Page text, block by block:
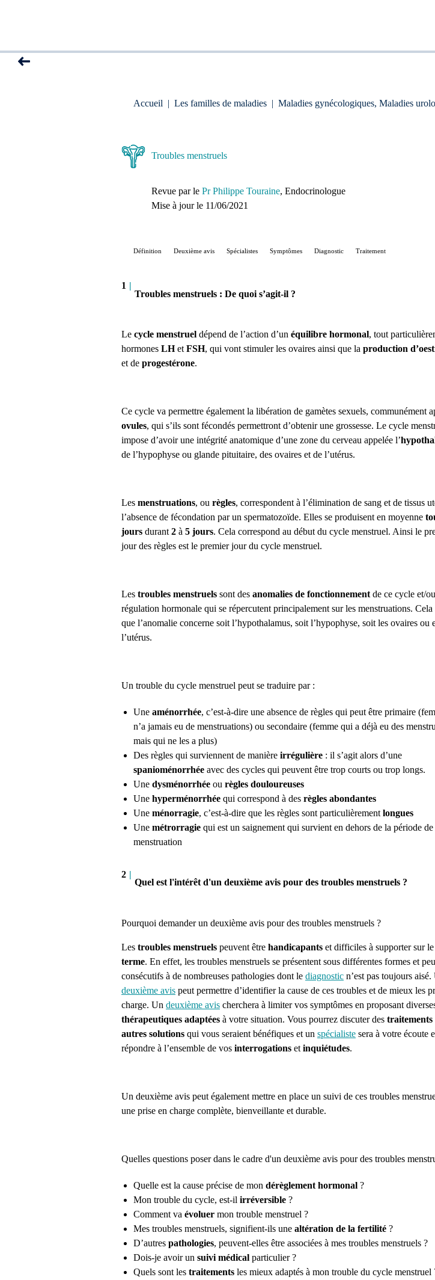
Accueil | Les familles de maladies | Maladies gynécologiques, Maladies
Troubles menstruels
Revue par le Pr Philippe Touraine, Endocrinologue
Mise à jour le 11/06/2021
Définition Deuxième avis Spécialistes Symptômes Diagnostic Traitement
1 |
Troubles menstruels : De quoi s’agit-il ?
Le cycle menstruel dépend de l’action d’un équilibre hormonal, tout
hormones LHet FSH, qui vont stimuler les ovaires ainsi que la production
et de progestérone.
Ce cycle va permettre également la libération de gamètes sexuels, communément
ovules, qui s’ils sont fécondés permettront d’obtenir une grossesse. Le cycle
impose d’avoir une intégrité anatomique d’une zone du cerveau appelée l’
de l’hypophyse ou glande pituitaire, des ovaires et de l’utérus.
Les menstruations, ou règles, correspondent à l’élimination de sang et de tissus
l’absence de fécondation par un spermatozoïde. Elles se produisent en moyenne
jours durant 2 à 5 jours. Cela correspond au début du cycle menstruel. Ainsi le
jour des règles est le premier jour du cycle menstruel.
Les troubles menstruels sont des anomalies de fonctionnement de ce cycle et/
régulation hormonale qui se répercutent principalement sur les menstruations. Cela
que l’anomalie concerne soit l’hypothalamus, soit l’hypophyse, soit les ovaires ou
l’utérus.
Un trouble du cycle menstruel peut se traduire par :
Une aménorrhée, c’est-à-dire une absence de règles qui peut être primaire
n’a jamais eu de menstruations) ou secondaire (femme qui a déjà eu des
mais qui ne les a plus)
Des règles qui surviennent de manière irrégulière : il s’agit alors d’une
spanioménorrhée avec des cycles qui peuvent être trop courts ou trop longs.
Une dysménorrhée ou règles douloureuses
Une hyperménorrhée qui correspond à des règles abondantes
Une ménorragie, c’est-à-dire que les règles sont particulièrement longues
Une métrorragie qui est un saignement qui survient en dehors de la période de
menstruation
2 |
Quel est l'intérêt d'un deuxième avis pour des troubles menstruels ?
Pourquoi demander un deuxième avis pour des troubles menstruels ?
Les troubles menstruels peuvent être handicapants et difficiles à supporter sur le
terme. En effet, les troubles menstruels se présentent sous différentes formes et
consécutifs à de nombreuses pathologies dont le diagnostic n’est pas toujours aisé.
deuxième avis peut permettre d’identifier la cause de ces troubles et de mieux les
charge. Un deuxième avis cherchera à limiter vos symptômes en proposant
thérapeutiques adaptées à votre situation. Vous pourrez discuter des traitements
autres solutions qui vous seraient bénéfiques et un spécialiste sera à votre écoute
répondre à l’ensemble de vos interrogations et inquiétudes.
Un deuxième avis peut également mettre en place un suivi de ces troubles
une prise en charge complète, bienveillante et durable.
Quelles questions poser dans le cadre d'un deuxième avis pour des troubles
Quelle est la cause précise de mon dérèglement hormonal ?
Mon trouble du cycle, est-il irréversible ?
Comment va évoluer mon trouble menstruel ?
Mes troubles menstruels, signifient-ils une altération de la fertilité ?
D’autres pathologies, peuvent-elles être associées à mes troubles menstruels ?
Dois-je avoir un suivi médical particulier ?
Quels sont les traitements les mieux adaptés à mon trouble du cycle menstruel